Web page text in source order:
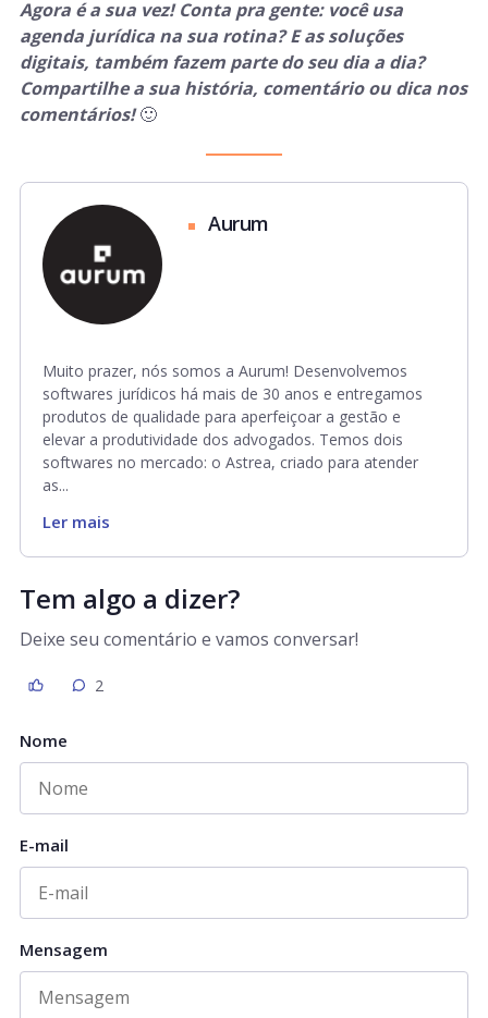
Agora é a sua vez! Conta pra gente: você usa
agenda jurídica na sua rotina? E as soluções
digitais, também fazem parte do seu dia a dia?
Compartilhe a sua história, comentário ou dica nos
comentários!🙂
Aurum
Muito prazer, nós somos a Aurum! Desenvolvemos
softwares jurídicos há mais de 30 anos e entregamos
produtos de qualidade para aperfeiçoar a gestão e
elevar a produtividade dos advogados. Temos dois
softwares no mercado: o Astrea, criado para atender
as...
Ler mais
Tem algo a dizer?
Deixe seu comentário e vamos conversar!
2
Nome
E-mail
Mensagem